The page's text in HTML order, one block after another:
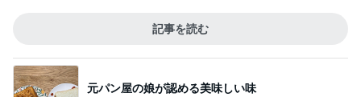
記事を読む
元パン屋の娘が認める美味しい味